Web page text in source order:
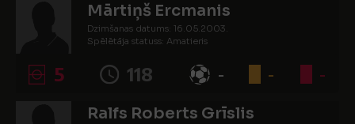
Mārtiņš Ercmanis
Dzimšanas datums: 16.05.2003.
Spēlētāja statuss: Amatieris
5 118 - - -
Ralfs Roberts Grīslis